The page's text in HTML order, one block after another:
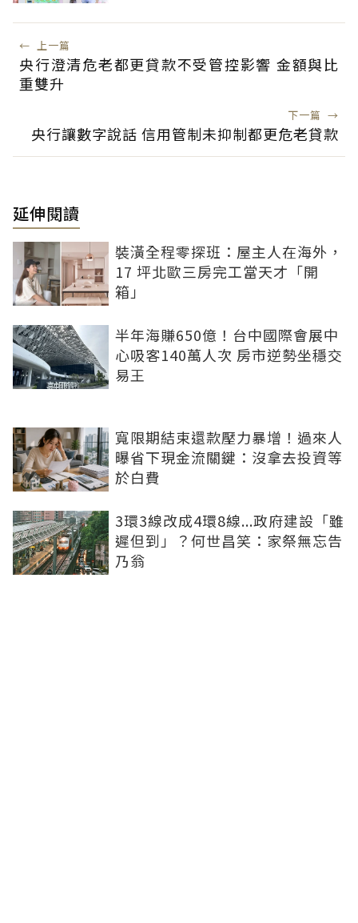
← 上一篇
央行澄清危老都更貸款不受管控影響 金額與比
重雙升
下一篇 →
央行讓數字說話 信用管制未抑制都更危老貸款
延伸閱讀
裝潢全程零探班：屋主人在海外，
17 坪北歐三房完工當天才「開
箱」
半年海賺650億！台中國際會展中
心吸客140萬人次 房市逆勢坐穩交
易王
寬限期結束還款壓力暴增！過來人
曝省下現金流關鍵：沒拿去投資等
於白費
3環3線改成4環8線...政府建設「雖
遲但到」？何世昌笑：家祭無忘告
乃翁